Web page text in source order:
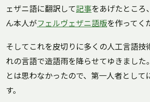
ェザニ語に翻訳して記事をあげたところ
ん本人がフェルヴェザニ語版を作ってく
そしてこれを皮切りに多くの人工言語技
れの言語で造語雨を降らせてゆきました
とは思わなかったので、第一人者として
す。